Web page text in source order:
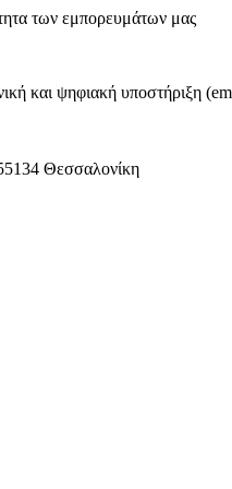
των εμπορευμάτων μας
και ψηφιακή υποστήριξη
Θεσσαλονίκη